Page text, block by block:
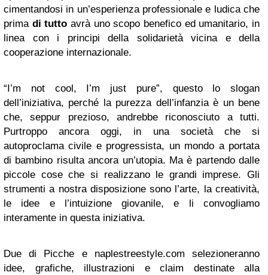
cimentandosi in un’esperienza professionale e ludica che
prima di tutto avrà uno scopo benefico ed umanitario, in
linea con i principi della solidarietà vicina e della
cooperazione internazionale.
“I’m not cool, I’m just pure”, questo lo slogan
dell’iniziativa, perché la purezza dell’infanzia è un bene
che, seppur prezioso, andrebbe riconosciuto a tutti.
Purtroppo ancora oggi, in una società che si
autoproclama civile e progressista, un mondo a portata
di bambino risulta ancora un’utopia. Ma è partendo dalle
piccole cose che si realizzano le grandi imprese. Gli
strumenti a nostra disposizione sono l’arte, la creatività,
le idee e l’intuizione giovanile, e li convogliamo
interamente in questa iniziativa.
Due di Picche e naplestreestyle.com selezioneranno
idee, grafiche, illustrazioni e claim destinate alla